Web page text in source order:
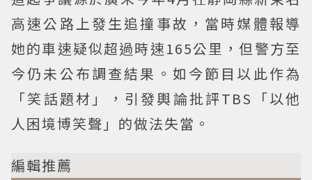
高速公路上發生追撞事故，當時媒體報導
她的車速疑似超過時速165公里，但警方至
今仍未公布調查結果。如今節目以此作為
「笑話題材」，引發輿論批評TBS「以他
人困境博笑聲」的做法失當。
編輯推薦